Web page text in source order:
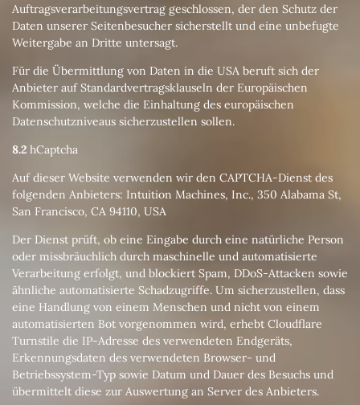
Auftragsverarbeitungsvertrag geschlossen, der den Schutz der
Daten unserer Seitenbesucher sicherstellt und eine unbefugte
Weitergabe an Dritte untersagt.
Für die Übermittlung von Daten in die USA beruft sich der
Anbieter auf Standardvertragsklauseln der Europäischen
Kommission, welche die Einhaltung des europäischen
Datenschutzniveaus sicherzustellen sollen.
8.2 hCaptcha
Auf dieser Website verwenden wir den CAPTCHA-Dienst des
folgenden Anbieters: Intuition Machines, Inc., 350 Alabama St,
San Francisco, CA 94110, USA
Der Dienst prüft, ob eine Eingabe durch eine natürliche Person
oder missbräuchlich durch maschinelle und automatisierte
Verarbeitung erfolgt, und blockiert Spam, DDoS-Attacken sowie
ähnliche automatisierte Schadzugriffe. Um sicherzustellen, dass
eine Handlung von einem Menschen und nicht von einem
automatisierten Bot vorgenommen wird, erhebt Cloudflare
Turnstile die IP-Adresse des verwendeten Endgeräts,
Erkennungsdaten des verwendeten Browser- und
Betriebssystem-Typ sowie Datum und Dauer des Besuchs und
übermittelt diese zur Auswertung an Server des Anbieters.